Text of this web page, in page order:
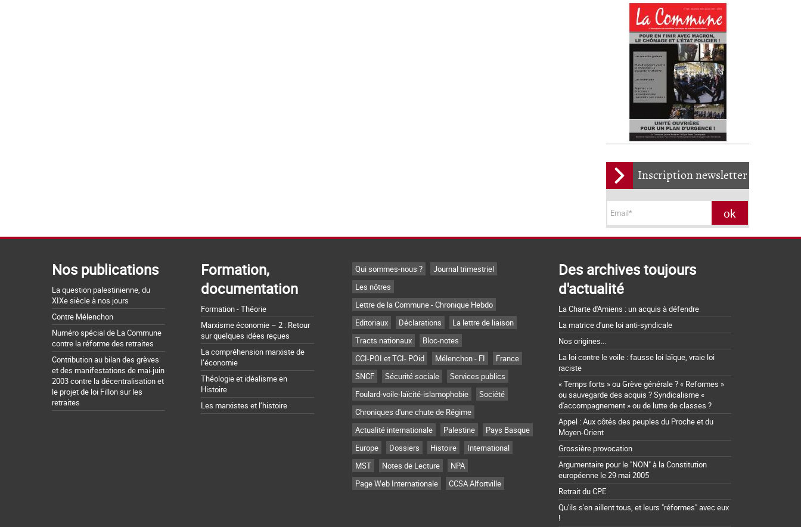
Inscription newsletter
Nos publications
La question palestinienne, du
XIXe siècle à nos jours
Contre Mélenchon
Numéro spécial de La Commune
contre la réforme des retraites
Contribution au bilan des grèves
et des manifestations de mai-juin
2003 contre la décentralisation et
le projet de loi Fillon sur les
retraites
Formation,
documentation
Formation - Théorie
Marxisme économie – 2 : Retour
sur quelques idées reçues
La compréhension marxiste de
l’économie
Théologie et idéalisme en
Histoire
Les marxistes et l’histoire
Qui sommes-nous ?
Journal trimestriel
Les nôtres
Lettre de la Commune - Chronique Hebdo
Editoriaux
Déclarations
La lettre de liaison
Tracts nationaux
Bloc-notes
CCI-POI et TCI- POid
Mélenchon - FI
France
SNCF
Sécurité sociale
Services publics
Foulard-voile-laïcité-islamophobie
Société
Chroniques d'une chute de Régime
Actualité internationale
Palestine
Pays Basque
Europe
Dossiers Histoire
International
MST
Notes de Lecture
NPA
Page Web Internationale
CCSA Alfortville
Des archives toujours
d'actualité
La Charte d'Amiens : un acquis à défendre
La matrice d'une loi anti-syndicale
Nos origines...
La loi contre le voile : fausse loi laïque, vraie loi
raciste
« Temps forts » ou Grève générale ? « Reformes »
ou sauvegarde des acquis ? Syndicalisme «
d'accompagnement » ou de lutte de classes ?
Appel : Aux côtés des peuples du Proche et du
Moyen-Orient
Grossière provocation
Argumentaire pour le "NON" à la Constitution
européenne le 29 mai 2005
Retrait du CPE
Qu'ils s'en aillent tous, et leurs "réformes" avec eux
!